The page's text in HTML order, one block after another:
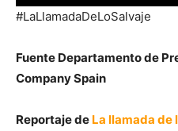
#LaLlamadaDeLoSalvaje
Fuente Departamento de
Company Spain
Reportaje de La llamada de